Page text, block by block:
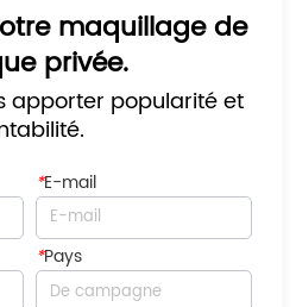
maquillage de
privée.
apporter popularité et
*E-mail
*Pays